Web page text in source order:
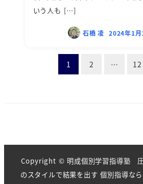
いう人も […]
石橋 凌 2024年1月
ー
ジ
1 2 … 12
Copyright © 明成個別学習指導塾 圧
のスタイルで結果を出す 個別指導な